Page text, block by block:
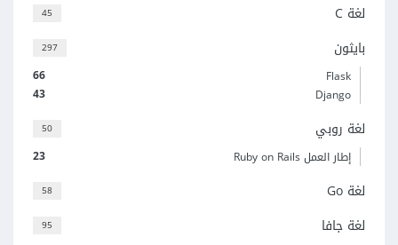
45 لغة C
297 بايثون
66
Flask
43
Django
50 لغة روبي
23 إطار العمل Ruby on Rails
58 لغة Go
95 لغة جافا